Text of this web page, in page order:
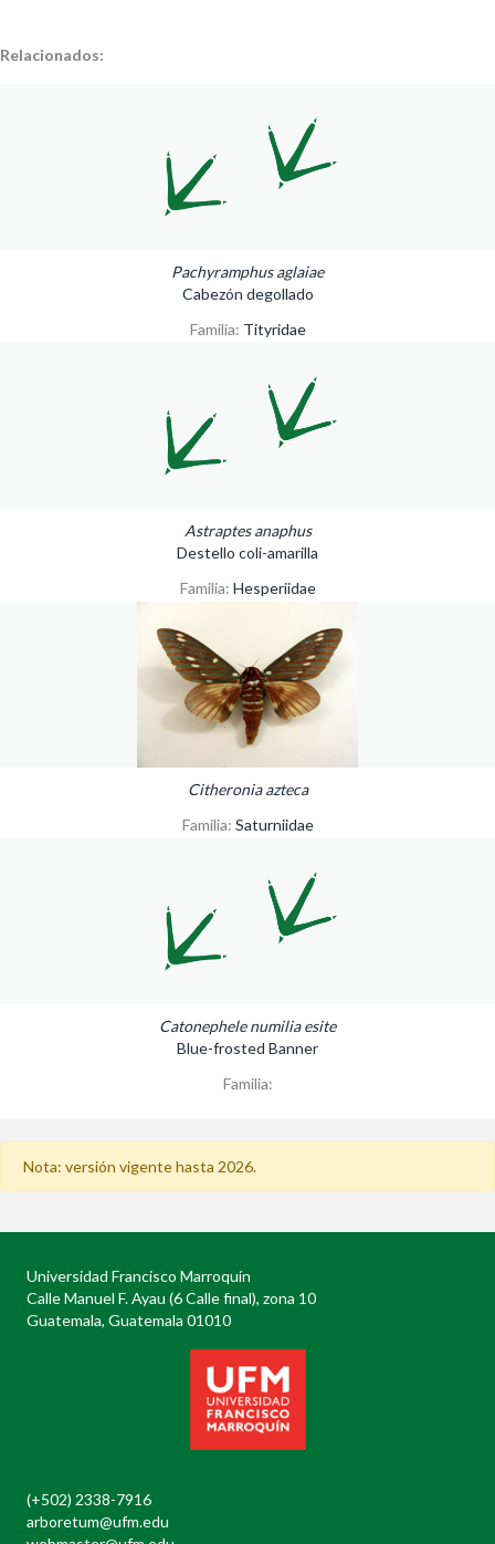
Relacionados:
Pachyramphus aglaiae
Cabezón degollado
Familia: Tityridae
Astraptes anaphus
Destello coli-amarilla
Familia: Hesperiidae
Citheronia azteca
Familia: Saturniidae
Catonephele numilia esite
Blue-frosted Banner
Familia:
Nota: versión vigente hasta 2026.
Universidad Francisco Marroquín
Calle Manuel F. Ayau (6 Calle final), zona 10
Guatemala, Guatemala 01010
(+502) 2338-7916
arboretum@ufm.edu